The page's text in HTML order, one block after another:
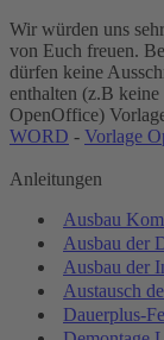
Wir würden uns
von Euch freuen.
dürfen keine
enthalten (z.B
OpenOffice)
WORD - Vorlage
Anleitungen
Ausbau
Ausbau der
Ausbau der
Austausch
Dauerplus-